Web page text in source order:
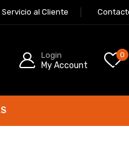
Servicio al Cliente
Login
My Account
0